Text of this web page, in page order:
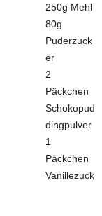
250g Mehl
80g
Puderzuck
er
2
Päckchen
Schokopud
dingpulver
1
Päckchen
Vanillezuck